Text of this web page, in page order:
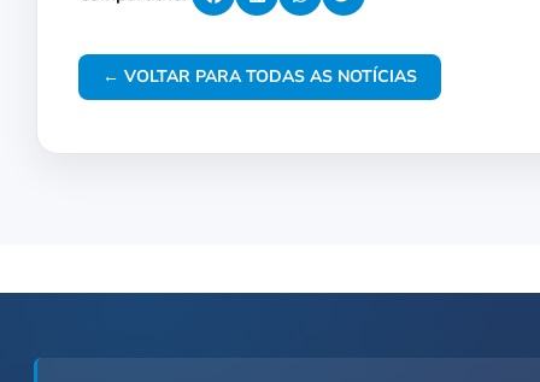
← VOLTAR PARA TODAS AS NOTÍCIAS